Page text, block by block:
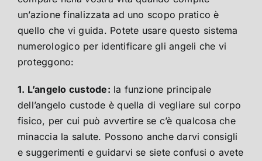
un’azione finalizzata ad uno scopo pratico è
quello che vi guida. Potete usare questo sistema
numerologico per identificare gli angeli che vi
proteggono:
1. L’angelo custode: la funzione principale
dell’angelo custode è quella di vegliare sul corpo
fisico, per cui può avvertire se c’è qualcosa che
minaccia la salute. Possono anche darvi consigli
e suggerimenti e guidarvi se siete confusi o avete